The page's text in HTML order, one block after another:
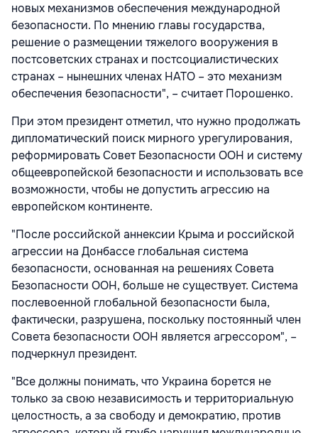
новых механизмов обеспечения международной
безопасности. По мнению главы государства,
решение о размещении тяжелого вооружения в
постсоветских странах и постсоциалистических
странах – нынешних членах НАТО – это механизм
обеспечения безопасности", – считает Порошенко.
При этом президент отметил, что нужно продолжать
дипломатический поиск мирного урегулирования,
реформировать Совет Безопасности ООН и систему
общеевропейской безопасности и использовать все
возможности, чтобы не допустить агрессию на
европейском континенте.
"После российской аннексии Крыма и российской
агрессии на Донбассе глобальная система
безопасности, основанная на решениях Совета
Безопасности ООН, больше не существует. Система
послевоенной глобальной безопасности была,
фактически, разрушена, поскольку постоянный член
Совета безопасности ООН является агрессором", –
подчеркнул президент.
"Все должны понимать, что Украина борется не
только за свою независимость и территориальную
целостность, а за свободу и демократию, против